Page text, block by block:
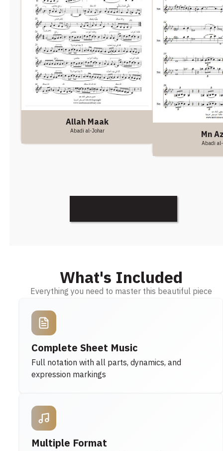
Allah Maak
Abadi al-Johar Mn
Abadi
What's Included
Everything you need to master this beautiful piece
Complete Sheet Music
Full notation with all parts, dynamics, and
expression markings
Multiple Format